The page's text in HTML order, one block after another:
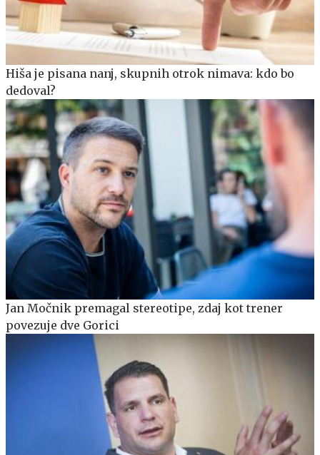
Hiša je pisana nanj, skupnih otrok nimava: kdo bo
dedoval?
Jan Močnik premagal stereotipe, zdaj kot trener
povezuje dve Gorici